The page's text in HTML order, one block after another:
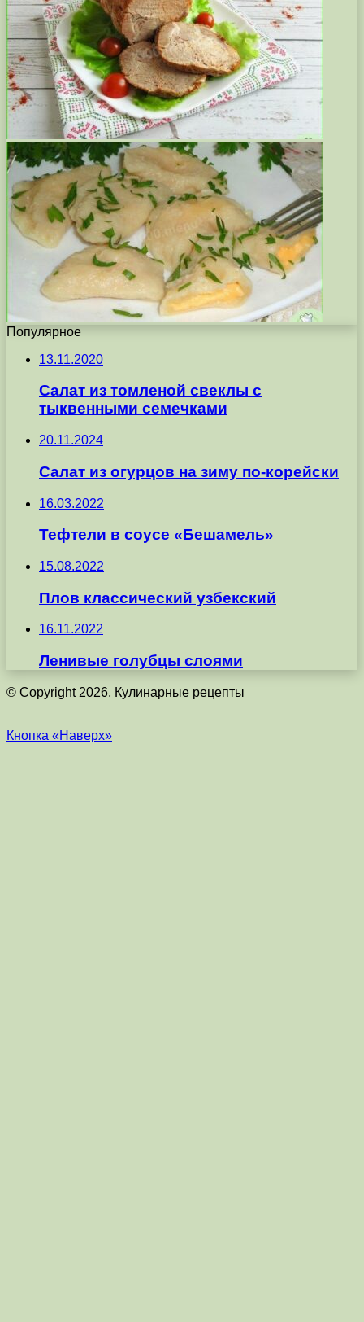
Популярное
13.11.2020
Салат из томленой свеклы с
тыквенными семечками
20.11.2024
Салат из огурцов на зиму по-корейски
16.03.2022
Тефтели в соусе «Бешамель»
15.08.2022
Плов классический узбекский
16.11.2022
Ленивые голубцы слоями
© Copyright 2026, Кулинарные рецепты
Кнопка «Наверх»